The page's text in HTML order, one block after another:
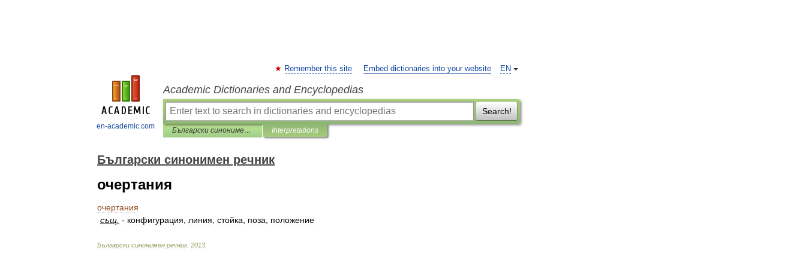
en-academic.com
EN
Remember this site Embed dictionaries into your website
Academic Dictionaries and Encyclopedias
Search!
Български синонимен речник Interpretations
Български синонимен речник
очертания
очертания
същ - конфигурация линия стойка поза положение
Български синонимен речник. 2013